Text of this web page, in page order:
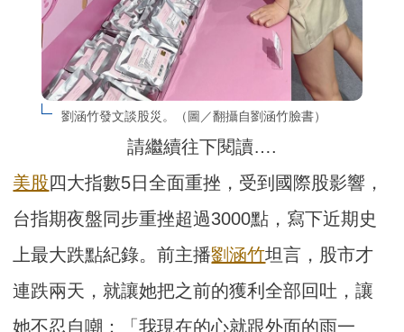
劉涵竹發文談股災。（圖／翻攝自劉涵竹臉書）
請繼續往下閱讀….
美股 四大指數5日全面重挫，受到國際股影響，
台指期夜盤同步重挫超過3000點，寫下近期史
上最大跌點紀錄。前主播劉涵竹坦言，股市才
連跌兩天，就讓她把之前的獲利全部回吐，讓
她不忍自嘲：「我現在的心就跟外面的雨一